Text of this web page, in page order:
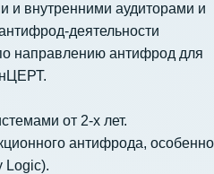
и внутренними аудиторами и
деятельности
направлению антифрод для
от 2-х лет.
антифрода, особенно
Logic).